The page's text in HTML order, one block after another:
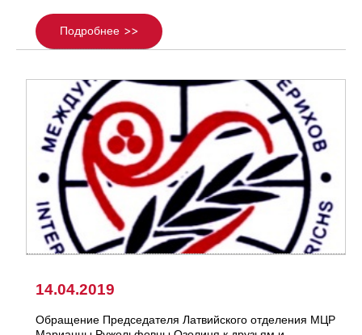
Подробнее
14.04.2019
Обращение Председателя Латвийского отделения МЦР